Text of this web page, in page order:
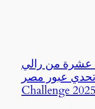
عشرة من رالي
تحدي عبور مصر – Cross Egypt
Challenge 2025